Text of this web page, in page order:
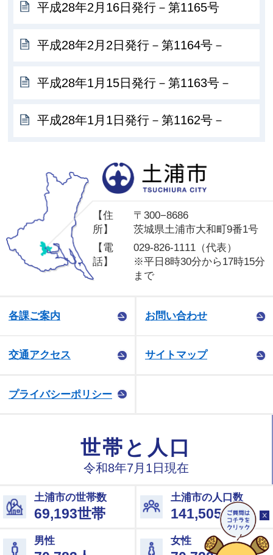
平成28年2月16日発行－第1165号
平成28年2月2日発行－第1164号－
平成28年1月15日発行－第1163号－
平成28年1月1日発行－第1162号－
【住
所】
〒300−8686
茨城県土浦市大和町9番1号
【電
話】
029-826-1111（代表）
※平日8時30分から17時15分
まで
各課ご案内 お問い合わせ
交通アクセス サイトマップ
プライバシーポリシー